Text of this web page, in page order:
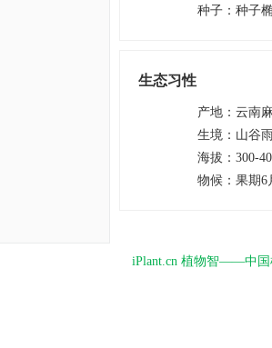
种子 ： 种子
生态习性
产地 ： 云南
生境 ： 山谷
海拔 ： 300-
物候 ： 果期6
iPlant.cn 植物智——中国